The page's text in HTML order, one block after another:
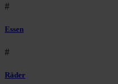
#
Essen
#
Räder